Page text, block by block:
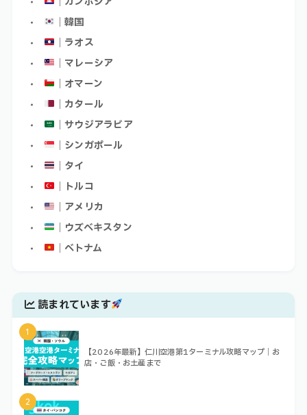
｜韓国
｜ラオス
｜マレーシア
｜オマーン
｜カタール
｜サウジアラビア
｜シンガポール
｜タイ
｜トルコ
｜アメリカ
｜ウズベキスタン
｜ベトナム
読まれています
1
【2026年最新】仁川空港第1ターミナル攻略マップ｜お
店・ご飯・お土産まで
2